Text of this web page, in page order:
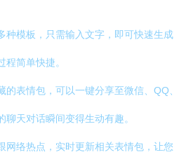
种模板，只需输入文字，即可快速生成
程简单快捷。
的表情包，可以一键分享至微信、QQ、
天对话瞬间变得生动有趣。
网络热点，实时更新相关表情包，让您